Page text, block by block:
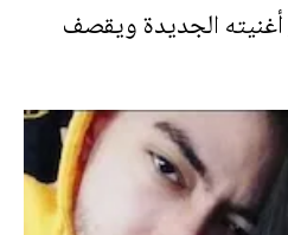
أغنيته الجديدة ويقصف